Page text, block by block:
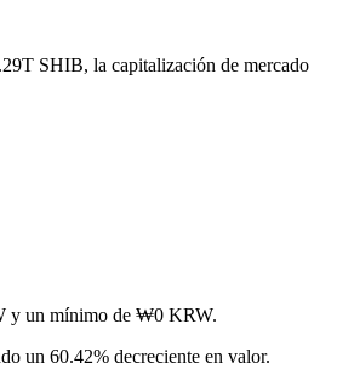
SHIB, la capitalización de mercado
y un mínimo de ₩0 KRW.
un 60.42% decreciente en valor.